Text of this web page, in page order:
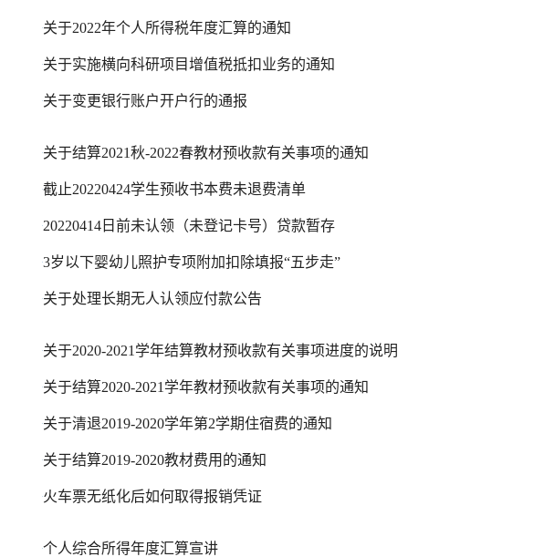
关于2022年个人所得税年度汇算的通知
关于实施横向科研项目增值税抵扣业务的通知
关于变更银行账户开户行的通报
关于结算2021秋-2022春教材预收款有关事项的通知
截止20220424学生预收书本费未退费清单
20220414日前未认领（未登记卡号）贷款暂存
3岁以下婴幼儿照护专项附加扣除填报“五步走”
关于处理长期无人认领应付款公告
关于2020-2021学年结算教材预收款有关事项进度的说明
关于结算2020-2021学年教材预收款有关事项的通知
关于清退2019-2020学年第2学期住宿费的通知
关于结算2019-2020教材费用的通知
火车票无纸化后如何取得报销凭证
个人综合所得年度汇算宣讲